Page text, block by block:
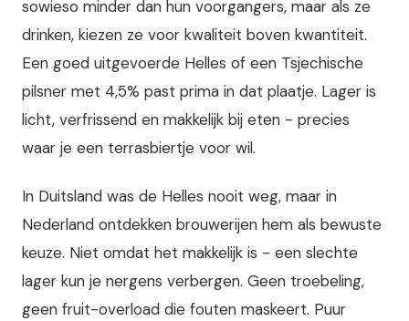
sowieso minder dan hun voorgangers, maar als ze
drinken, kiezen ze voor kwaliteit boven kwantiteit.
Een goed uitgevoerde Helles of een Tsjechische
pilsner met 4,5% past prima in dat plaatje. Lager is
licht, verfrissend en makkelijk bij eten - precies
waar je een terrasbiertje voor wil.
In Duitsland was de Helles nooit weg, maar in
Nederland ontdekken brouwerijen hem als bewuste
keuze. Niet omdat het makkelijk is - een slechte
lager kun je nergens verbergen. Geen troebeling,
geen fruit-overload die fouten maskeert. Puur